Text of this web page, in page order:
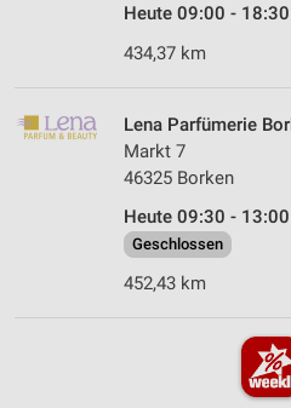
Heute 09:00 - 18:30
434,37 km
Lena Parfümerie
Markt 7
46325 Borken
Heute 09:30 -
Geschlossen
452,43 km